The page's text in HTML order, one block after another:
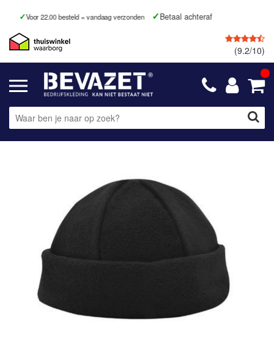
Voor 22.00 besteld = vandaag verzonden Betaal achteraf
(9.2/10)